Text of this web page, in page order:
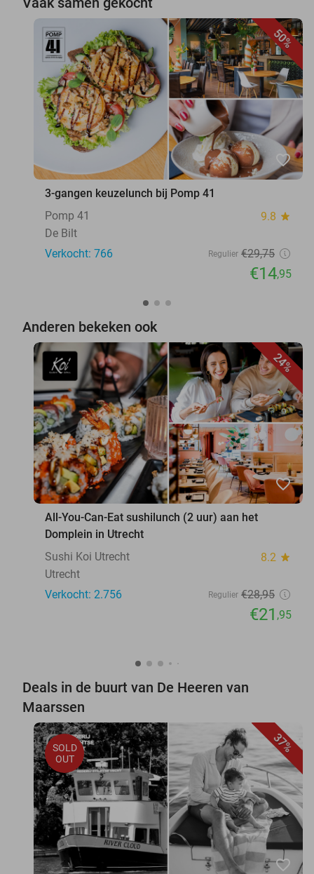
50%
favorite_border
3-gangen keuzelunch bij Pomp 41
Pomp 41
9.8 star
De Bilt
Verkocht: 766
Regulier €29,75
€14,95
Anderen bekeken ook
24%
favorite_border
All-You-Can-Eat sushilunch (2 uur) aan het
Domplein in Utrecht
Sushi Koi Utrecht
8.2 star
Utrecht
Verkocht: 2.756
Regulier €28,95
€21 ,95
Deals in de buurt van De Heeren van
Maarssen
37%
SOLD
OUT
favorite_border